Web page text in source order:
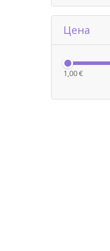
Цена
1,00 €